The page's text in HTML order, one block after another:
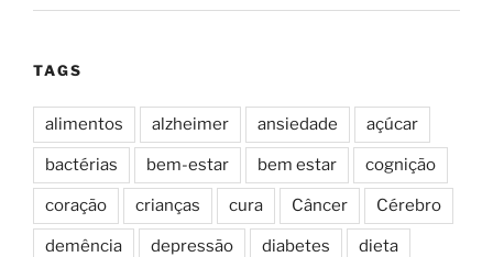
TAGS
alimentos alzheimer ansiedade açúcar
bactérias bem-estar bem estar cognição
coração crianças cura Câncer Cérebro
demência depressão diabetes dieta